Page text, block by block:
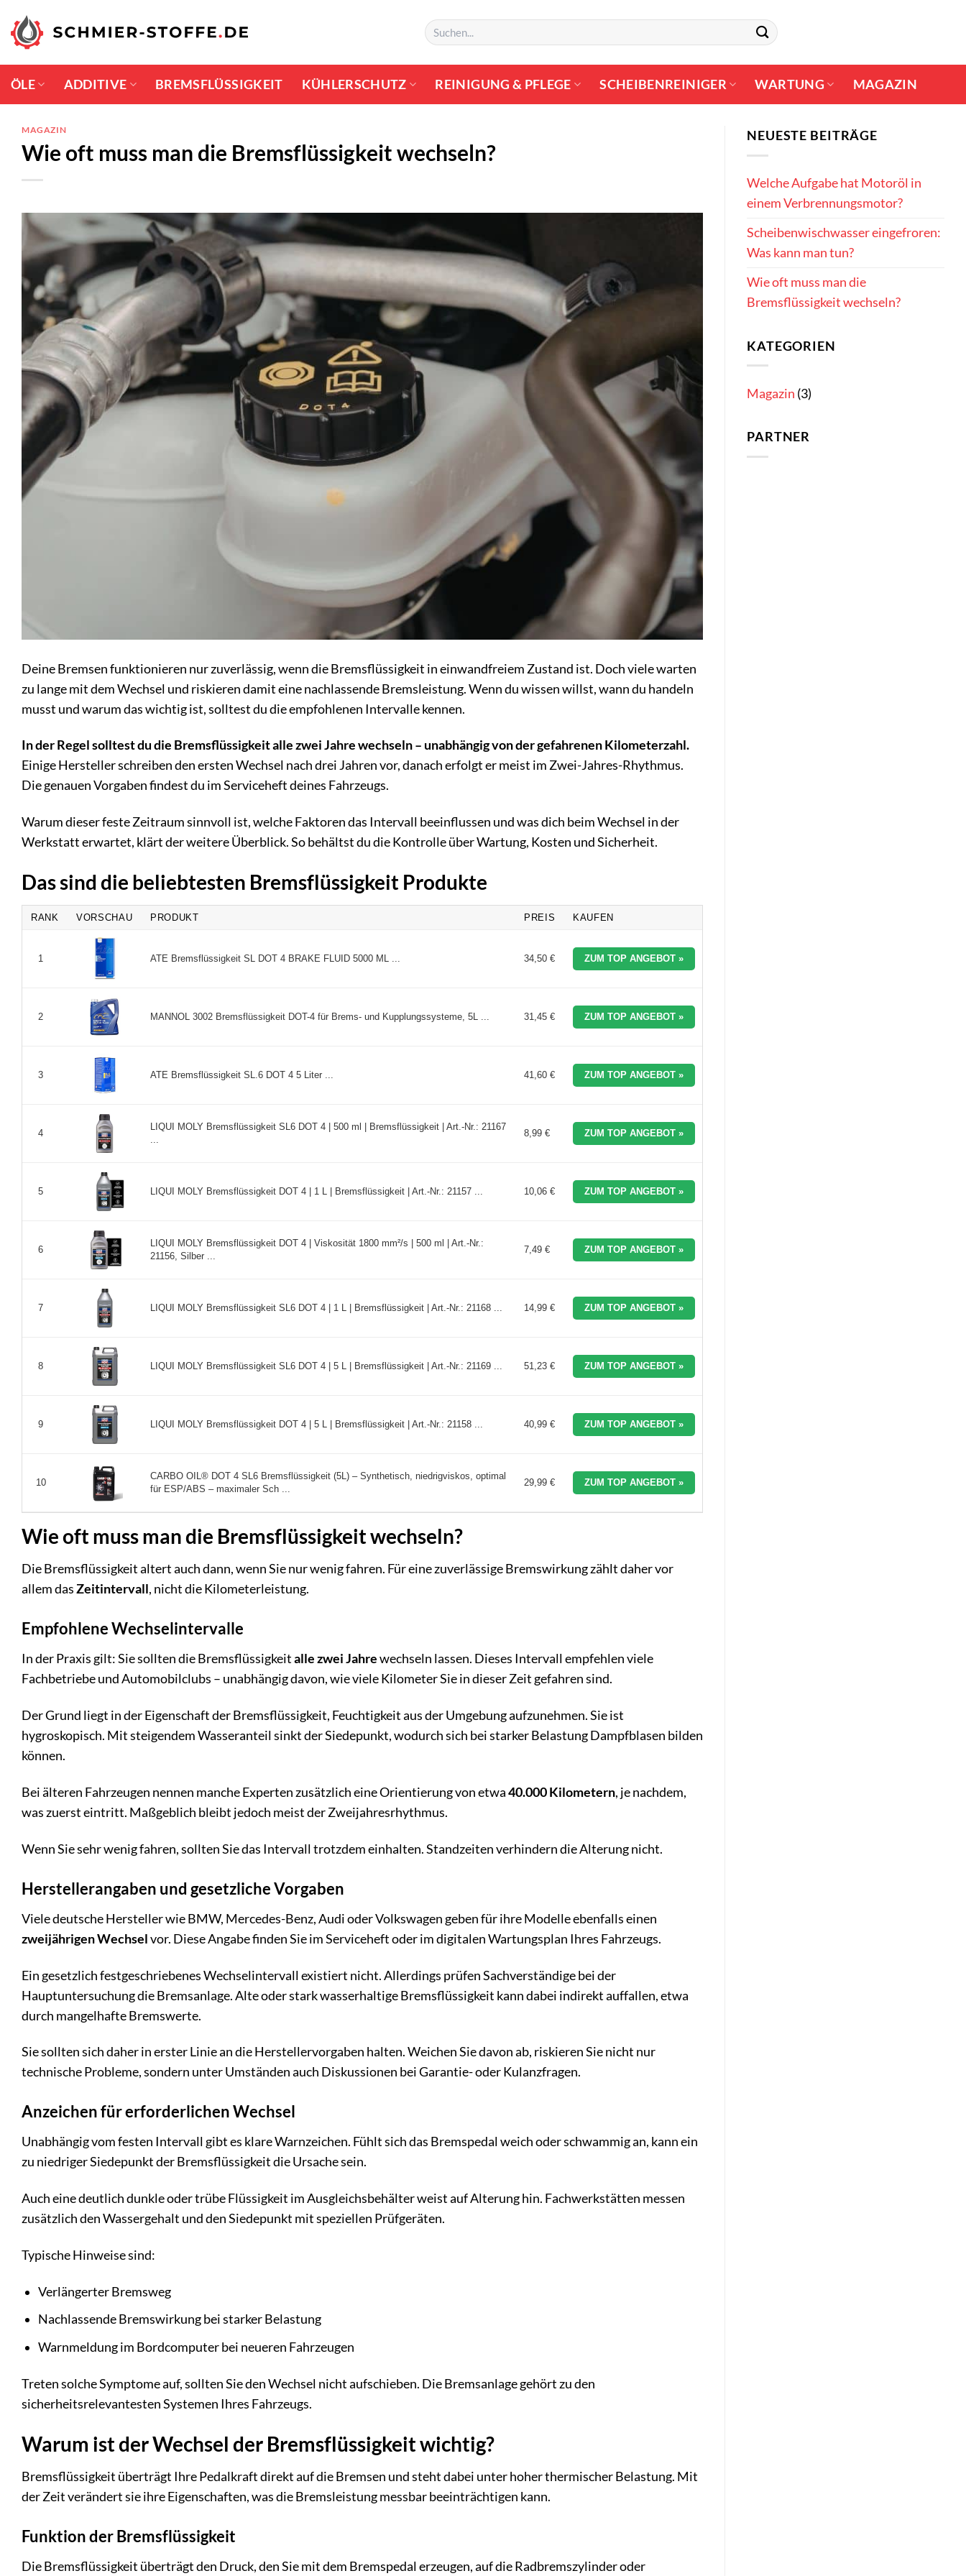
Inhalt
springen
Suchen
nach:
ÖLE ADDITIVE BREMSFLÜSSIGKEIT KÜHLERSCHUTZ REINIGUNG & PFLEGE SCHEIBENREINIGER WARTUNG MAGAZIN
MAGAZIN
Wie oft muss man die Bremsflüssigkeit wechseln?
Deine Bremsen funktionieren nur zuverlässig, wenn die Bremsflüssigkeit in einwandfreiem Zustand ist. Doch viele warten
zu lange mit dem Wechsel und riskieren damit eine nachlassende Bremsleistung. Wenn du wissen willst, wann du handeln
musst und warum das wichtig ist, solltest du die empfohlenen Intervalle kennen.
In der Regel solltest du die Bremsflüssigkeit alle zwei Jahre wechseln – unabhängig von der gefahrenen Kilometerzahl.
Einige Hersteller schreiben den ersten Wechsel nach drei Jahren vor, danach erfolgt er meist im Zwei-Jahres-Rhythmus.
Die genauen Vorgaben findest du im Serviceheft deines Fahrzeugs.
Warum dieser feste Zeitraum sinnvoll ist, welche Faktoren das Intervall beeinflussen und was dich beim Wechsel in der
Werkstatt erwartet, klärt der weitere Überblick. So behältst du die Kontrolle über Wartung, Kosten und Sicherheit.
Das sind die beliebtesten Bremsflüssigkeit Produkte
RANK VORSCHAU PRODUKT PREIS KAUFEN
1 ATE Bremsflüssigkeit SL DOT 4 BRAKE FLUID 5000 ML ... 34,50 € ZUM TOP ANGEBOT »
2 MANNOL 3002 Bremsflüssigkeit DOT-4 für Brems- und Kupplungssysteme, 5L ... 31,45 € ZUM TOP ANGEBOT »
3 ATE Bremsflüssigkeit SL.6 DOT 4 5 Liter ... 41,60 € ZUM TOP ANGEBOT »
4
LIQUI MOLY Bremsflüssigkeit SL6 DOT 4 | 500 ml | Bremsflüssigkeit | Art.-Nr.: 21167
...
8,99 € ZUM TOP ANGEBOT »
5 LIQUI MOLY Bremsflüssigkeit DOT 4 | 1 L | Bremsflüssigkeit | Art.-Nr.: 21157 ... 10,06 € ZUM TOP ANGEBOT »
6
LIQUI MOLY Bremsflüssigkeit DOT 4 | Viskosität 1800 mm²/s | 500 ml | Art.-Nr.:
21156, Silber ...
7,49 € ZUM TOP ANGEBOT »
7 LIQUI MOLY Bremsflüssigkeit SL6 DOT 4 | 1 L | Bremsflüssigkeit | Art.-Nr.: 21168 ... 14,99 € ZUM TOP ANGEBOT »
8 LIQUI MOLY Bremsflüssigkeit SL6 DOT 4 | 5 L | Bremsflüssigkeit | Art.-Nr.: 21169 ... 51,23 € ZUM TOP ANGEBOT »
9 LIQUI MOLY Bremsflüssigkeit DOT 4 | 5 L | Bremsflüssigkeit | Art.-Nr.: 21158 ... 40,99 € ZUM TOP ANGEBOT »
10
CARBO OIL® DOT 4 SL6 Bremsflüssigkeit (5L) – Synthetisch, niedrigviskos, optimal
für ESP/ABS – maximaler Sch ...
29,99 € ZUM TOP ANGEBOT »
Wie oft muss man die Bremsflüssigkeit wechseln?
Die Bremsflüssigkeit altert auch dann, wenn Sie nur wenig fahren. Für eine zuverlässige Bremswirkung zählt daher vor
allem dasZeitintervall, nicht die Kilometerleistung.
Empfohlene Wechselintervalle
In der Praxis gilt: Sie sollten die Bremsflüssigkeitalle zwei Jahrewechseln lassen. Dieses Intervall empfehlen viele
Fachbetriebe und Automobilclubs – unabhängig davon, wie viele Kilometer Sie in dieser Zeit gefahren sind.
Der Grund liegt in der Eigenschaft der Bremsflüssigkeit, Feuchtigkeit aus der Umgebung aufzunehmen. Sie ist
hygroskopisch. Mit steigendem Wasseranteil sinkt der Siedepunkt, wodurch sich bei starker Belastung Dampfblasen bilden
können.
Bei älteren Fahrzeugen nennen manche Experten zusätzlich eine Orientierung von etwa40.000 Kilometern, je nachdem,
was zuerst eintritt. Maßgeblich bleibt jedoch meist der Zweijahresrhythmus.
Wenn Sie sehr wenig fahren, sollten Sie das Intervall trotzdem einhalten. Standzeiten verhindern die Alterung nicht.
Herstellerangaben und gesetzliche Vorgaben
Viele deutsche Hersteller wie BMW, Mercedes-Benz, Audi oder Volkswagen geben für ihre Modelle ebenfalls einen
zweijährigen Wechselvor. Diese Angabe finden Sie im Serviceheft oder im digitalen Wartungsplan Ihres Fahrzeugs.
Ein gesetzlich festgeschriebenes Wechselintervall existiert nicht. Allerdings prüfen Sachverständige bei der
Hauptuntersuchung die Bremsanlage. Alte oder stark wasserhaltige Bremsflüssigkeit kann dabei indirekt auffallen, etwa
durch mangelhafte Bremswerte.
Sie sollten sich daher in erster Linie an die Herstellervorgaben halten. Weichen Sie davon ab, riskieren Sie nicht nur
technische Probleme, sondern unter Umständen auch Diskussionen bei Garantie- oder Kulanzfragen.
Anzeichen für erforderlichen Wechsel
Unabhängig vom festen Intervall gibt es klare Warnzeichen. Fühlt sich das Bremspedal weich oder schwammig an, kann ein
zu niedriger Siedepunkt der Bremsflüssigkeit die Ursache sein.
Auch eine deutlich dunkle oder trübe Flüssigkeit im Ausgleichsbehälter weist auf Alterung hin. Fachwerkstätten messen
zusätzlich den Wassergehalt und den Siedepunkt mit speziellen Prüfgeräten.
Typische Hinweise sind:
Verlängerter Bremsweg
Nachlassende Bremswirkung bei starker Belastung
Warnmeldung im Bordcomputer bei neueren Fahrzeugen
Treten solche Symptome auf, sollten Sie den Wechsel nicht aufschieben. Die Bremsanlage gehört zu den
sicherheitsrelevantesten Systemen Ihres Fahrzeugs.
Warum ist der Wechsel der Bremsflüssigkeit wichtig?
Bremsflüssigkeit überträgt Ihre Pedalkraft direkt auf die Bremsen und steht dabei unter hoher thermischer Belastung. Mit
der Zeit verändert sie ihre Eigenschaften, was die Bremsleistung messbar beeinträchtigen kann.
Funktion der Bremsflüssigkeit
Die Bremsflüssigkeit überträgt den Druck, den Sie mit dem Bremspedal erzeugen, auf die Radbremszylinder oder
NEUESTE BEITRÄGE
Welche Aufgabe hat Motoröl in
einem Verbrennungsmotor?
Scheibenwischwasser eingefroren:
Was kann man tun?
Wie oft muss man die
Bremsflüssigkeit wechseln?
KATEGORIEN
Magazin (3)
PARTNER